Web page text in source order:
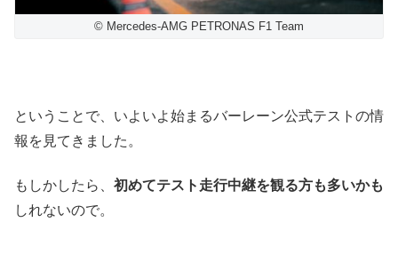
© Mercedes-AMG PETRONAS F1 Team
ということで、いよいよ始まるバーレーン公式テストの情
報を見てきました。
もしかしたら、 初めてテスト走行中継を観る方も多いかも
しれないので。